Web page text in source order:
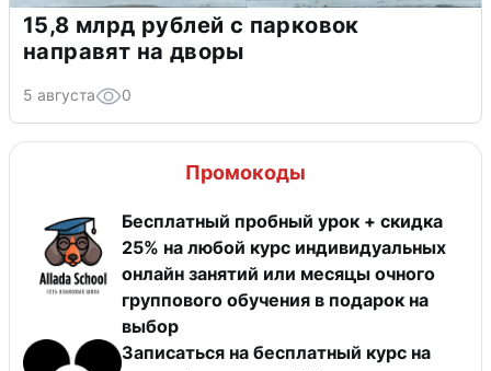
15,8 млрд рублей с парковок
направят на дворы
5 августа 0
Промокоды
Бесплатный пробный урок + скидка
25% на любой курс индивидуальных
онлайн занятий или месяцы очного
группового обучения в подарок на
выбор
Записаться на бесплатный курс на